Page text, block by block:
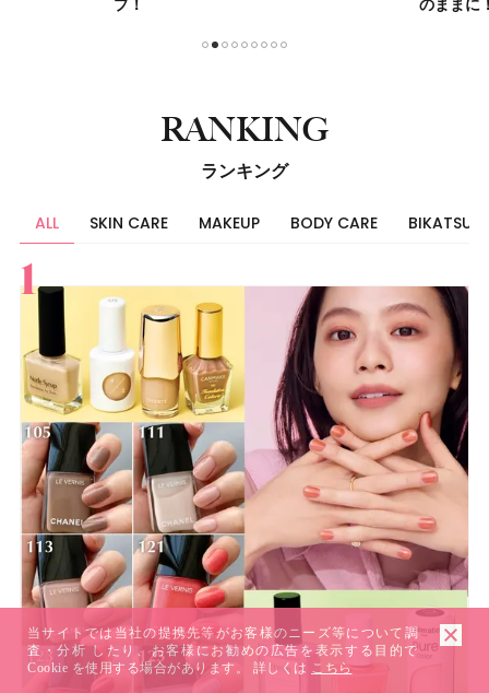
のままに！
RANKING
ランキング
ALL SKIN CARE MAKEUP BODY CARE BIKATSU
すべて
スキンケア
メイク
ボディケア
美活
ヘア
ライフスタイル
ビューティーズ
当サイトでは当社の提携先等がお客様のニーズ等について調
査・分析 したり、お客様にお勧めの広告を表示する目的で
Cookie を使用する場合があります。 詳しくは こちら